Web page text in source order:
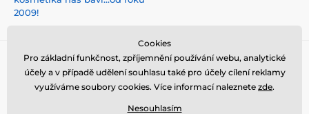
2009!
Cookies
Pro základní funkčnost, zpříjemnění používání webu, analytické
účely a v případě udělení souhlasu také pro účely cílení reklamy
využíváme soubory cookies. Více informací naleznete zde.
Nesouhlasím